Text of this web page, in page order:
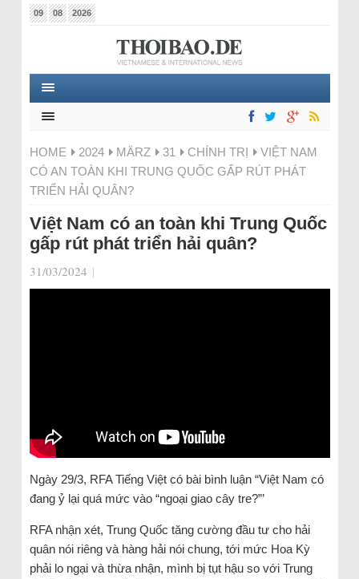
09 08 2026
HOME 2024 MÄRZ 31 CHÍNH TRỊ
VIỆT NAM
CÓ AN TOÀN KHI TRUNG QUỐC GẤP RÚT PHÁT
TRIỂN HẢI QUÂN?
Việt Nam có an toàn khi Trung Quốc
gấp rút phát triển hải quân?
31/03/2024 |
Ngày 29/3, RFA Tiếng Việt có bài bình luận “Việt Nam có
đang ỷ lại quá mức vào “ngoại giao cây tre?”’
RFA nhận xét, Trung Quốc tăng cường đầu tư cho hải
quân nói riêng và hàng hải nói chung, tới mức Hoa Kỳ
phải lo ngại và thừa nhận, mình bị tụt hậu so với Trung